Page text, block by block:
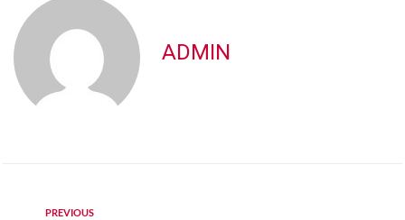
ADMIN
PREVIOUS